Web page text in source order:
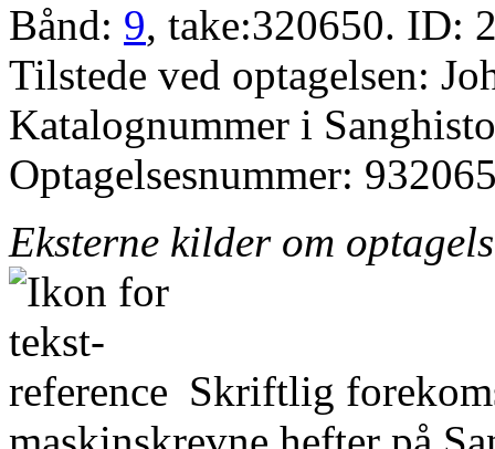
Bånd: 9, take:320650. ID:
Tilstede ved optagelsen:
Katalognummer i
Optagelsesnummer:
Eksterne kilder om
Skriftlig